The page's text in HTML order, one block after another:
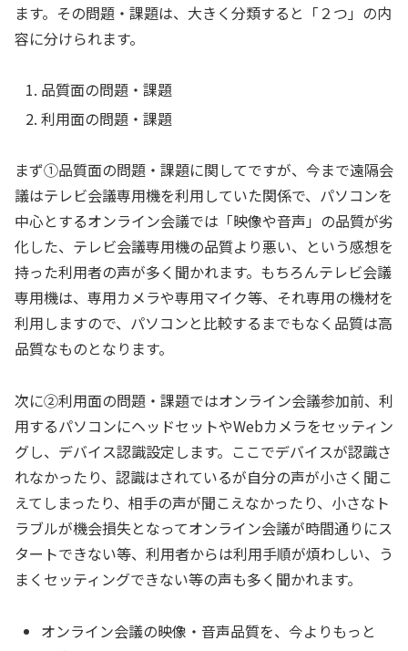
ます。その問題・課題は、大きく分類すると「２つ」の内
容に分けられます。
品質面の問題・課題
利用面の問題・課題
まず①品質面の問題・課題に関してですが、今まで遠隔会
議はテレビ会議専用機を利用していた関係で、パソコンを
中心とするオンライン会議では「映像や音声」の品質が劣
化した、テレビ会議専用機の品質より悪い、という感想を
持った利用者の声が多く聞かれます。もちろんテレビ会議
専用機は、専用カメラや専用マイク等、それ専用の機材を
利用しますので、パソコンと比較するまでもなく品質は高
品質なものとなります。
次に②利用面の問題・課題ではオンライン会議参加前、利
用するパソコンにヘッドセットやWebカメラをセッティン
グし、デバイス認識設定します。ここでデバイスが認識さ
れなかったり、認識はされているが自分の声が小さく聞こ
えてしまったり、相手の声が聞こえなかったり、小さなト
ラブルが機会損失となってオンライン会議が時間通りにス
タートできない等、利用者からは利用手順が煩わしい、う
まくセッティングできない等の声も多く聞かれます。
オンライン会議の映像・音声品質を、今よりもっと